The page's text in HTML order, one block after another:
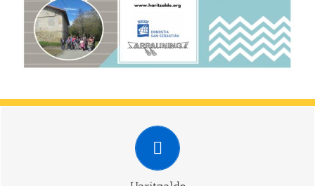
¡HAZTE SOCIO!
Se necesitan voluntarios para colaborar en la conservación de la
naturaleza.